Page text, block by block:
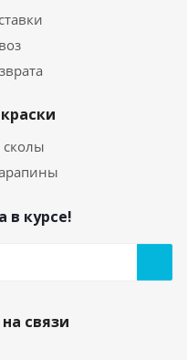
сколы
в курсе!
связи